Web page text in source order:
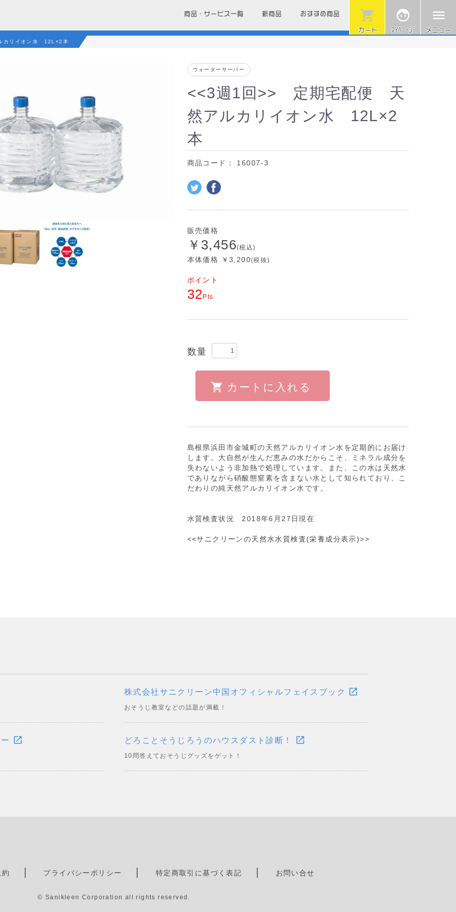
商品・サービス一覧 新商品 おすすめ商品 shopping_cart
カート
face
ﾏｲﾍﾟｰｼﾞ
menu
メニュー
カリイオン水 12L×2本
ウォーターサーバー
<<3週1回>> 定期宅配便 天
然アルカリイオン水 12L×2
本
商品コード： 16007-3
販売価格
￥3,456(税込)
本体価格 ￥3,200(税抜)
ポイント
32 Pts
数量
カートに入れる
島根県浜田市金城町の天然アルカリイオン水を定期的にお届け
します。大自然が生んだ恵みの水だからこそ、ミネラル成分を
失わないよう非加熱で処理しています。また、この水は天然水
でありながら硝酸態窒素を含まない水として知られており、こ
だわりの純天然アルカリイオン水です。
水質検査状況 2018年6月27日現在
<<サニクリーンの天然水水質検査(栄養成分表示)>>
株式会社サニクリーン中国オフィシャルフェイスブック open_in_new
おそうじ教室などの話題が満載！
open_in_new どろことそうじろうのハウスダスト診断！ open_in_new
10問答えておそうじグッズをゲット！
プライバシーポリシー 特定商取引に基づく表記 お問い合せ
© Sanikleen Corporation all rights reserved.